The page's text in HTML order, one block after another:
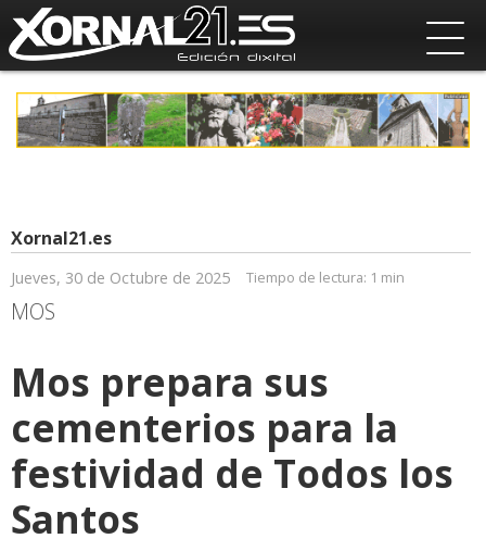
Xornal21.es
Jueves, 30 de Octubre de 2025 Tiempo de lectura: 1 min
MOS
Mos prepara sus
cementerios para la
festividad de Todos los
Santos